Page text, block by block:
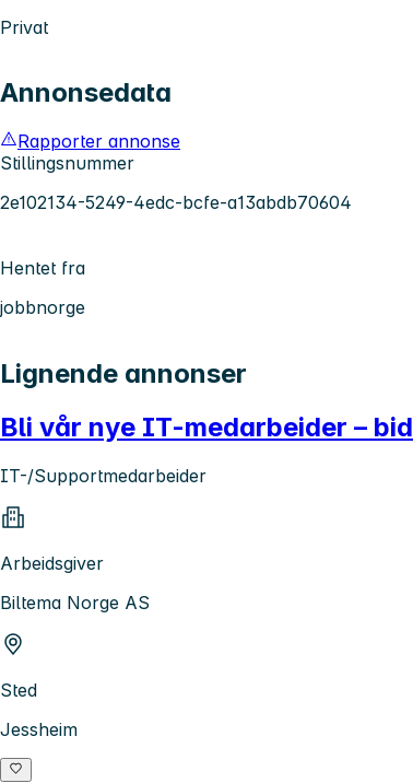
Privat
Annonsedata
Rapporter annonse
Stillingsnummer
2e102134-5249-4edc-bcfe-a13abdb70604
Hentet fra
jobbnorge
Lignende annonser
Bli vår nye IT-medarbeider –
IT-/Supportmedarbeider
Arbeidsgiver
Biltema Norge AS
Sted
Jessheim